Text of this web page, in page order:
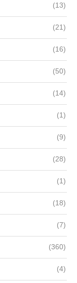
(13)
(21)
(16)
(50)
(14)
(1)
(9)
(28)
(1)
(18)
(7)
(360)
(4)